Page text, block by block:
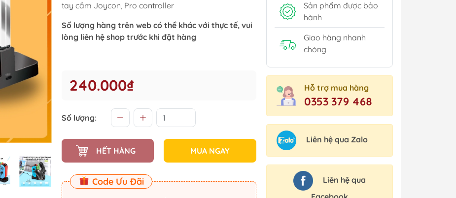
tay cầm Joycon, Pro controller
Số lượng hàng trên web có thể khác với thực tế, vui
lòng liên hệ shop trước khi đặt hàng
240.000₫
Số lượng:
HẾT HÀNG MUA NGAY
Code Ưu Đãi
Sản phẩm được bảo
hành
Giao hàng nhanh
chóng
Hỗ trợ mua hàng
0353 379 468
Liên hệ qua Zalo
Liên hệ qua